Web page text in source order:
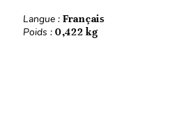
Langue : Français
Poids : 0,422 kg